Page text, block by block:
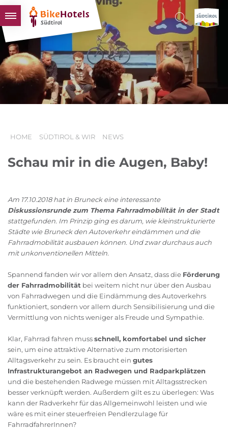
BIKEHOTELS
HOTELS & PAKETE
TOUREN & REVIERE
SÜDTIROL & WIR
HOME SÜDTIROL & WIR NEWS
Schau mir in die Augen, Baby!
Am 17.10.2018 hat in Bruneck eine interessante
Diskussionsrunde zum Thema Fahrradmobilität in der Stadt
stattgefunden. Im Prinzip ging es darum, wie kleinstrukturierte
Städte wie Bruneck den Autoverkehr eindämmen und die
Fahrradmobilität ausbauen können. Und zwar durchaus auch
mit unkonventionellen Mitteln.
Spannend fanden wir vor allem den Ansatz, dass die Förderung
der Fahrradmobilität bei weitem nicht nur über den Ausbau
von Fahrradwegen und die Eindämmung des Autoverkehrs
funktioniert, sondern vor allem durch Sensibilisierung und die
Vermittlung von nichts weniger als Freude und Sympathie.
Klar, Fahrrad fahren mussschnell, komfortabel und sicher
sein, um eine attraktive Alternative zum motorisierten
Alltagsverkehr zu sein. Es braucht ein gutes
Infrastrukturangebot an Radwegen und Radparkplätzen
und die bestehenden Radwege müssen mit Alltagsstrecken
besser verknüpft werden. Außerdem gilt es zu überlegen: Was
kann der Radverkehr für das Allgemeinwohl leisten und wie
wäre es mit einer steuerfreien Pendlerzulage für
FahrradfahrerInnen?